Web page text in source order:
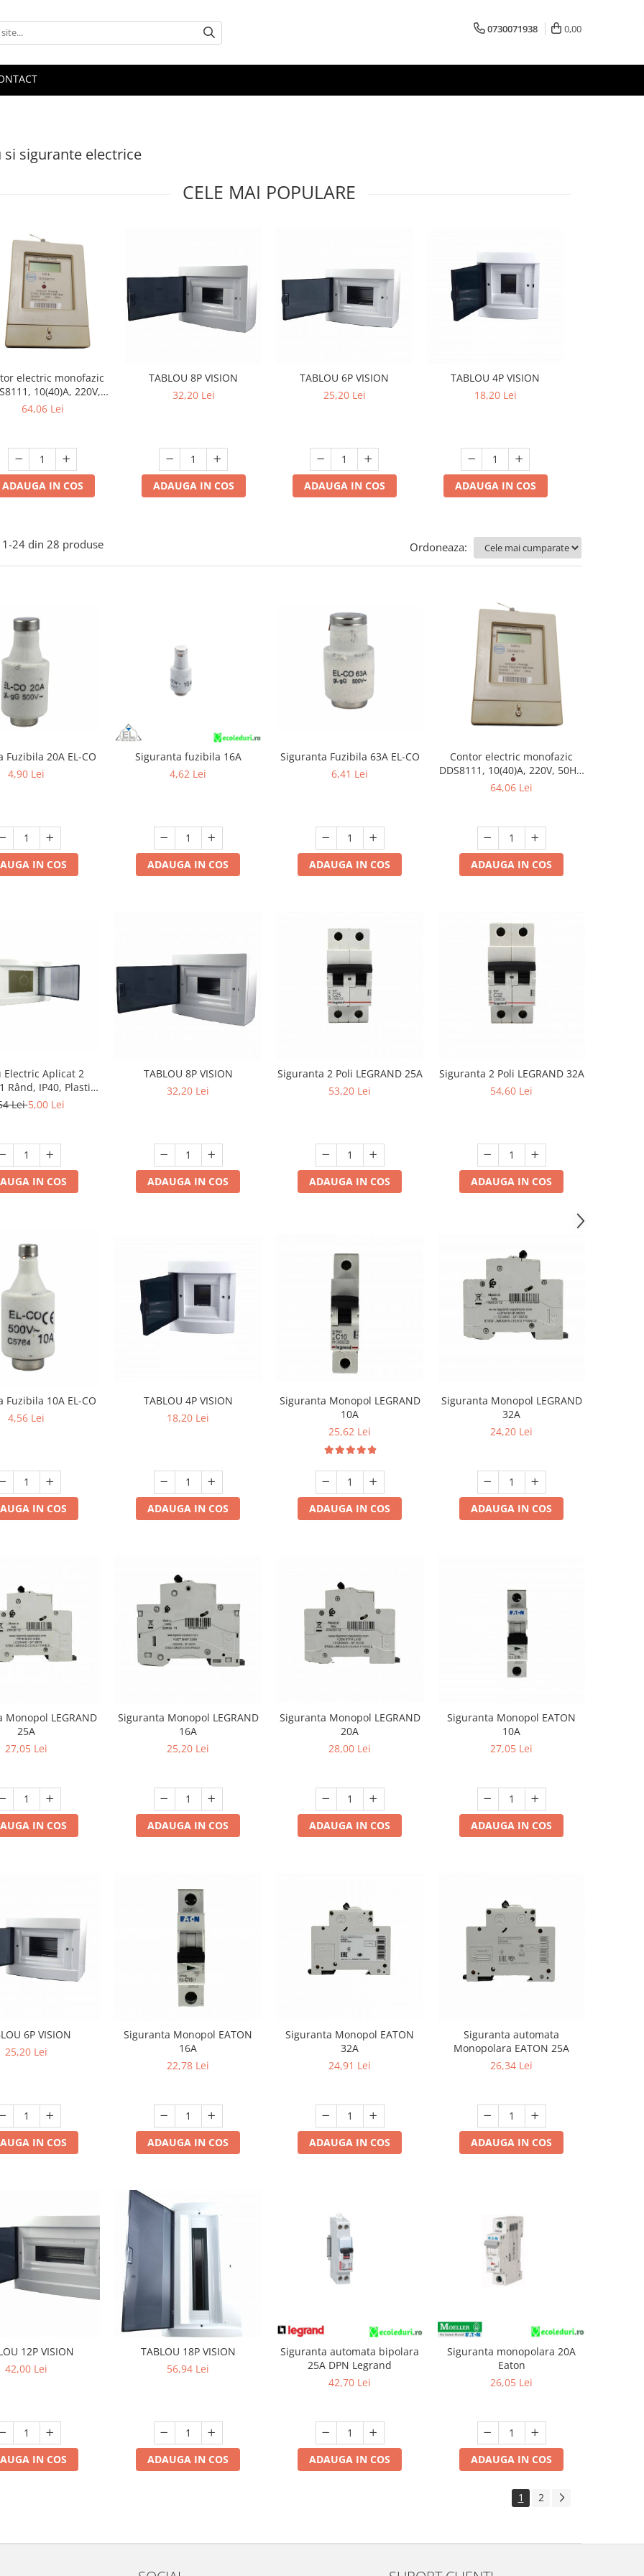
0730071938 0,00
si sigurante electrice
CELE MAI POPULARE
electric monofazic
10(40)A, 220V,
pentru măsurarea
64,06 Lei
ADAUGA IN COS
TABLOU 8P VISION
32,20 Lei
ADAUGA IN COS
TABLOU 6P VISION
25,20 Lei
ADAUGA IN COS
TABLOU 4P VISION
18,20 Lei
ADAUGA IN COS
1-24 din 28 produse Ordoneaza:
Fuzibila 20A EL-CO
4,90 Lei
IN COS
Siguranta fuzibila 16A
4,62 Lei
ADAUGA IN COS
Siguranta Fuzibila 63A EL-CO
6,41 Lei
ADAUGA IN COS
Contor electric monofazic
DDS8111, 10(40)A, 220V, 50Hz,
pentru măsurarea
64,06 Lei
ADAUGA IN COS
Electric Aplicat 2
Rând, IP40, Plastic
engros
Lei5,00 Lei
IN COS
TABLOU 8P VISION
32,20 Lei
ADAUGA IN COS
Siguranta 2 Poli LEGRAND 25A
53,20 Lei
ADAUGA IN COS
Siguranta 2 Poli LEGRAND 32A
54,60 Lei
ADAUGA IN COS
Fuzibila 10A EL-CO
4,56 Lei
IN COS
TABLOU 4P VISION
18,20 Lei
ADAUGA IN COS
Siguranta Monopol LEGRAND
10A
25,62 Lei
ADAUGA IN COS
Siguranta Monopol LEGRAND
32A
24,20 Lei
ADAUGA IN COS
Monopol LEGRAND
25A
27,05 Lei
IN COS
Siguranta Monopol LEGRAND
16A
25,20 Lei
ADAUGA IN COS
Siguranta Monopol LEGRAND
20A
28,00 Lei
ADAUGA IN COS
Siguranta Monopol EATON
10A
27,05 Lei
ADAUGA IN COS
6P VISION
25,20 Lei
IN COS
Siguranta Monopol EATON
16A
22,78 Lei
ADAUGA IN COS
Siguranta Monopol EATON
32A
24,91 Lei
ADAUGA IN COS
Siguranta automata
Monopolara EATON 25A
26,34 Lei
ADAUGA IN COS
12P VISION
42,00 Lei
IN COS
TABLOU 18P VISION
56,94 Lei
ADAUGA IN COS
Siguranta automata bipolara
25A DPN Legrand
42,70 Lei
ADAUGA IN COS
Siguranta monopolara 20A
Eaton
26,05 Lei
ADAUGA IN COS
1 2